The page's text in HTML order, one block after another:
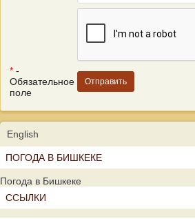
* -
Обязательное
поле
English
ПОГОДА В БИШКЕКЕ
Погода в Бишкеке
ССЫЛКИ